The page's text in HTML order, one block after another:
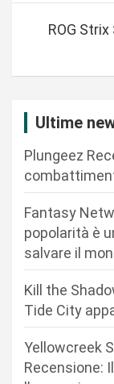
a
ROG
Ultime
Plungeez
Fantasy
popolarità è
salvare il
Kill the
Tide City
Yellowcreek
Recensione: